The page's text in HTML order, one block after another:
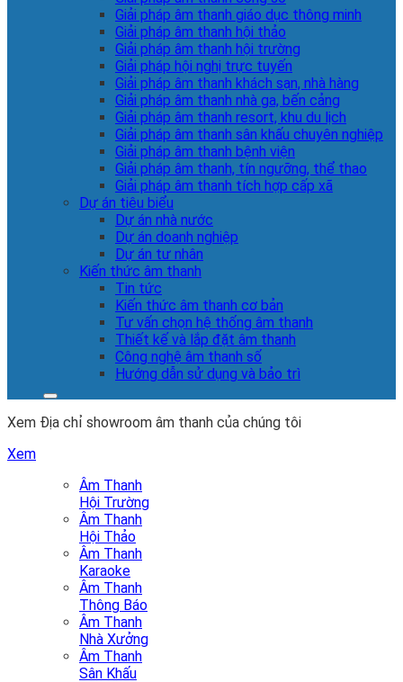
Giải pháp âm thanh giáo dục thông minh
Giải pháp âm thanh hội thảo
Giải pháp âm thanh hội trường
Giải pháp hội nghị trực tuyến
Giải pháp âm thanh khách sạn, nhà hàng
Giải pháp âm thanh nhà ga, bến cảng
Giải pháp âm thanh resort, khu du lịch
Giải pháp âm thanh sân khấu chuyên nghiệp
Giải pháp âm thanh bệnh viện
Giải pháp âm thanh, tín ngưỡng, thể thao
Giải pháp âm thanh tích hợp cấp xã
Dự án tiêu biểu
Dự án nhà nước
Dự án doanh nghiệp
Dự án tư nhân
Kiến thức âm thanh
Tin tức
Kiến thức âm thanh cơ bản
Tư vấn chọn hệ thống âm thanh
Thiết kế và lắp đặt âm thanh
Công nghệ âm thanh số
Hướng dẫn sử dụng và bảo trì
Xem Địa chỉ showroom âm thanh của chúng tôi
Xem
Âm Thanh
Hội Trường
Âm Thanh
Hội Thảo
Âm Thanh
Karaoke
Âm Thanh
Thông Báo
Âm Thanh
Nhà Xưởng
Âm Thanh
Sân Khấu